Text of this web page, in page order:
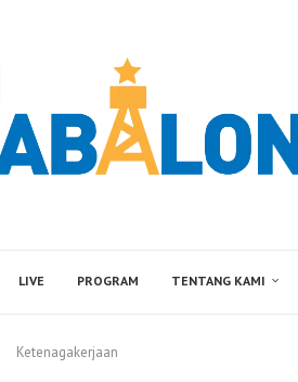
LIVE PROGRAM TENTANG KAMI
Ketenagakerjaan